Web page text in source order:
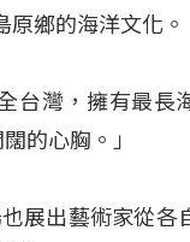
鄉的海洋文化。
台灣，擁有最長
的心胸。」
展出藝術家從各